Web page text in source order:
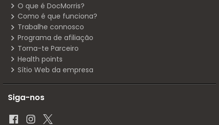
O que é DocMorris?
Como é que funciona?
Trabalhe connosco
Programa de afiliação
Torna-te Parceiro
Health points
Sítio Web da empresa
Siga-nos